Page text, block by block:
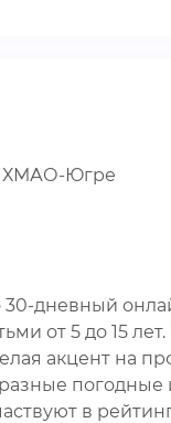
ХМАО-Югре
дневный
от 5 до 15
акцент на
в